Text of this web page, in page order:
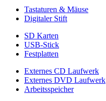
Tastaturen & Mäuse
Digitaler Stift
SD Karten
USB-Stick
Festplatten
Externes CD Laufwerk
Externes DVD Laufwerk
Arbeitsspeicher